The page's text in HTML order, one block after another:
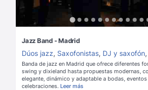
Jazz Band - Madrid
Dúos jazz, Saxofonistas, DJ y saxofón,
Banda de jazz en Madrid que ofrece diferentes
swing y dixieland hasta propuestas modernas,
elegante, dinámico y adaptable a bodas,
celebraciones. Leer más